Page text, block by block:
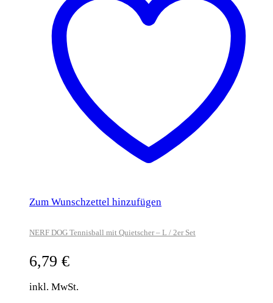
Zum Wunschzettel hinzufügen
NERF DOG Tennisball mit Quietscher – L / 2er Set
6,79 €
inkl. MwSt.